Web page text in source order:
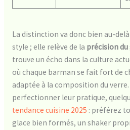
La distinction va donc bien au-
style ; elle relève de la précision du
trouve un écho dans la culture
où chaque barman se fait fort de
adaptée à la composition du
perfectionner leur pratique,
tendance cuisine 2025 : préférez
glace bien formés, un shaker